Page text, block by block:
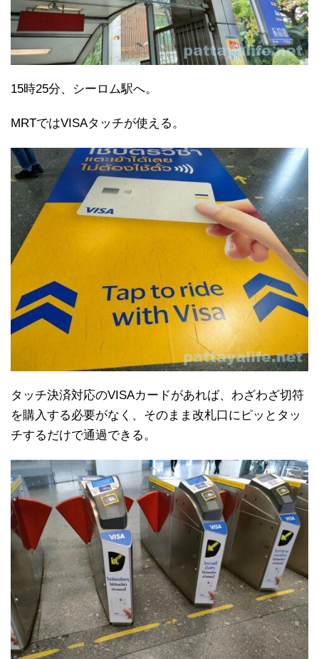
15時25分、シーロム駅へ。
MRTではVISAタッチが使える。
タッチ決済対応のVISAカードがあれば、わざわざ切符
を購入する必要がなく、そのまま改札口にピッとタッ
チするだけで通過できる。